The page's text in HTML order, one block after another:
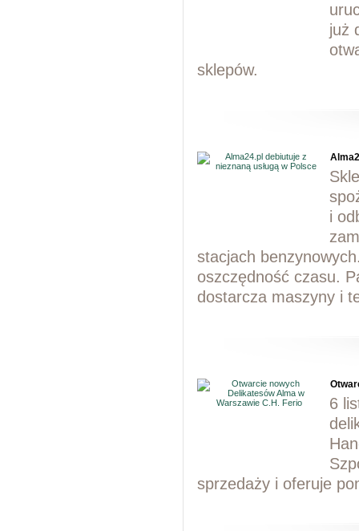
już
sklepów.
i
stacjach
oszczędność czasu.
dostarcza maszyny i
6
sprzedaży i oferuje